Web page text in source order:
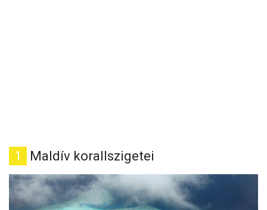
1 Maldív korallszigetei